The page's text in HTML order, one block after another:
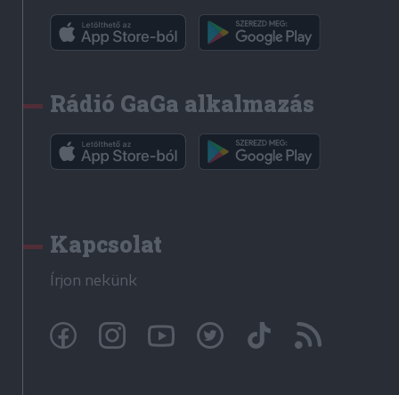
Rádió GaGa alkalmazás
Kapcsolat
Írjon nekünk